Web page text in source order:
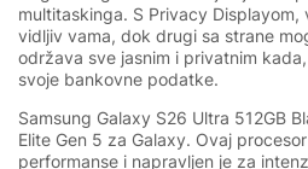
multitaskinga. S Privacy Displayom,
vidljiv vama, dok drugi sa strane
održava sve jasnim i privatnim
svoje bankovne podatke.
Samsung Galaxy S26 Ultra 512GB
Elite Gen 5 za Galaxy. Ovaj
performanse i napravljen je za